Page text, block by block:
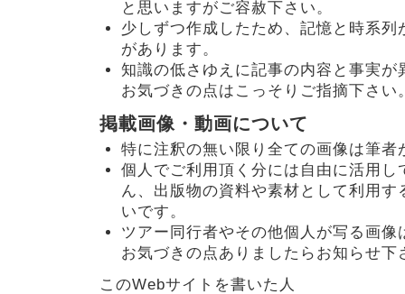
と思いますがご容赦下さい。
少しずつ作成したため、記憶と時系
があります。
知識の低さゆえに記事の内容と事実
お気づきの点はこっそりご指摘下さい
掲載画像・動画について
特に注釈の無い限り全ての画像は筆
個人でご利用頂く分には自由に活用
ん、出版物の資料や素材として利用
いです。
ツアー同行者やその他個人が写る画
お気づきの点ありましたらお知らせ下
このWebサイトを書いた人